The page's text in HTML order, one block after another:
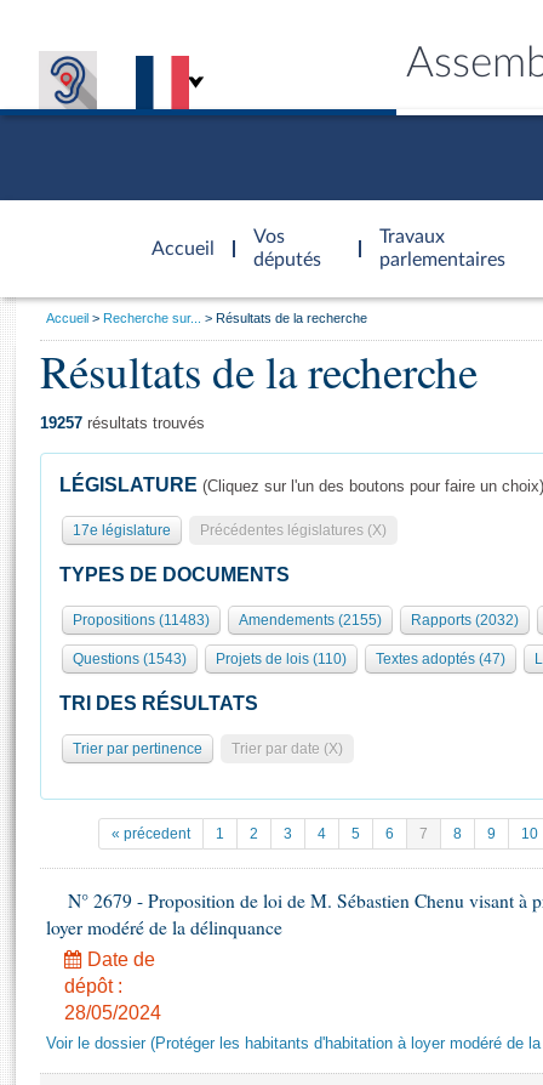
Accueil
d'accueil
Vos
députés
Travaux
parlementaires
Présidence
577 députés
Groupes politiques
Séance publique
Commissions et autres organes
Europe et International
Pétitions
Projets de loi
Propositions de loi
Amendements
Textes adoptés
Général
Rôle et pouvoirs de l'Assemblée
Organisation de l'Assemblée
Présidence Conférence des Présidents Bureau Collège des
Statistiques et chiffres clés
Documents de référence
( Constitution | Règlement de l'Assemblée ... )
Juniors
Anciennes législatures
Liens vers les sites publics
Visiter l'Assemblée
Visite virtuelle du palais Bourbon
Assister à une séance
La Bibliothèque
Contacts et plan d'accès
Photos libres de droit
Vous
Accueil Recherche sur... Résultats de la recherche
Résultats de la recherche
19257 résultats trouvés
LÉGISLATURE (Cliquez sur l'un des boutons pour faire un choix)
17e législature Précédentes législatures (X)
TYPES DE DOCUMENTS
Propositions (11483) Amendements (2155) Rapports (2032)
Questions (1543) Projets de lois (110) Textes adoptés (47)
TRI DES RÉSULTATS
Trier par pertinence Trier par date (X)
« précedent 1 2 3 4 5 6 7 8 9 10
N° 2679 - Proposition de loi de M. Sébastien Chenu visant à
loyer modéré de la délinquance
Date de
dépôt :
28/05/2024
Voir le dossier (Protéger les habitants d'habitation à loyer modéré de